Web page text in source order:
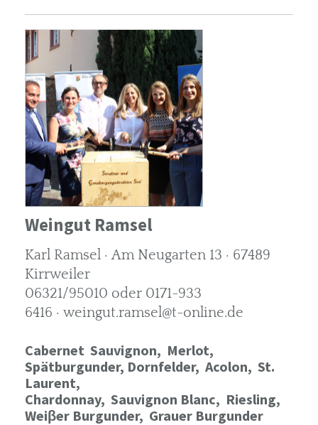
Weingut Ramsel
Karl Ramsel · Am Neugarten 13 · 67489
Kirrweiler
06321/95010 oder 0171-933
6416 · weingut.ramsel@t-online.de
Cabernet Sauvignon, Merlot,
Spätburgunder, Dornfelder, Acolon, St.
Laurent,
Chardonnay, Sauvignon Blanc, Riesling,
Weiβer Burgunder, Grauer Burgunder